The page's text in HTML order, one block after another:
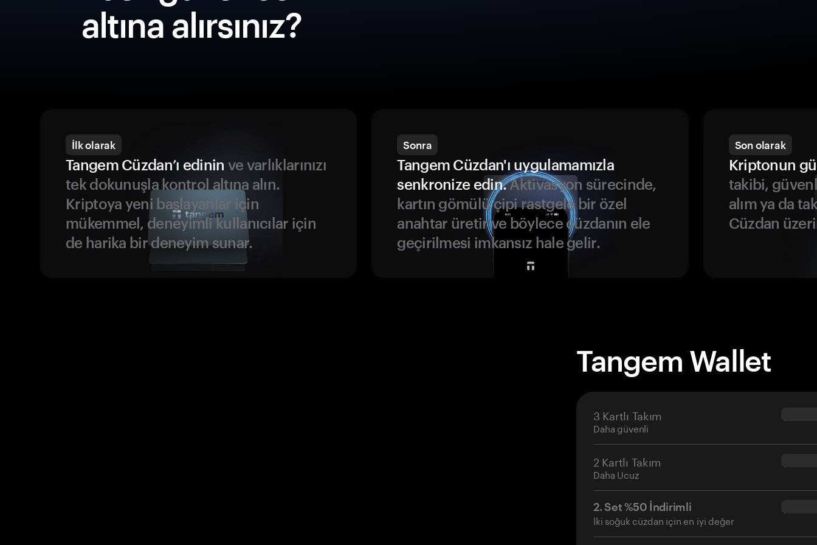
altına alırsınız?
İlk olarak
Tangem Cüzdan’ı edinin ve varlıklarınızı
tek dokunuşla kontrol altına alın.
Kriptoya yeni başlayanlar için
mükemmel, deneyimli kullanıcılar için
de harika bir deneyim sunar.
Sonra
Tangem Cüzdan'ı uygulamamızla
senkronize edin.Aktivasyon sürecinde,
kartın gömülü çipi rastgele bir özel
anahtar üretir ve böylece cüzdanın ele
geçirilmesi imkansız hale gelir.
Son olarak
Kriptonun
takibi,
alım ya da
Cüzdan
Tangem Wallet
3 Kartlı Takım
Daha güvenli
$69.90
2 Kartlı Takım
Daha Ucuz
$54.90
2. Set %50 İndirimli
İki soğuk cüzdan için en iyi değer
$34.95